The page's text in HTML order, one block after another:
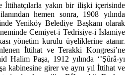
İttihatçılarla yakın bir ilişki içerisinde
hemen sonra, 1908 yılında
Yeniköy Belediye Başkanı olarak
Cemiyet-i Tedrisiye-i İslamiye
yönetim kurulu üyeliklerine atanır.
İttihat ve Terakki Kongresi’ne
Halim Paşa, 1912 yılında ‘’Şûrâ-yı
kabinesine girer ve aynı yıl İttihat ve